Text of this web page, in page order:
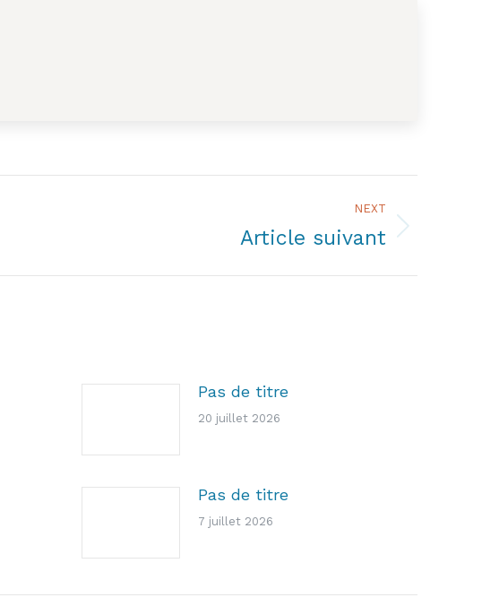
NEXT
Article suivant
Pas de titre
20 juillet 2026
Pas de titre
7 juillet 2026